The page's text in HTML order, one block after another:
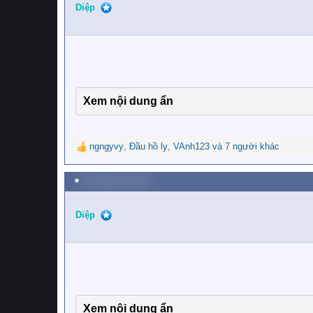
iDiệp
Xem nội dung ẩn
R
e
a
c
i
ngngyvy, Đầu hồ ly, VAnh123 và 7 người khác
★
Diệp
Xem nội dung ẩn